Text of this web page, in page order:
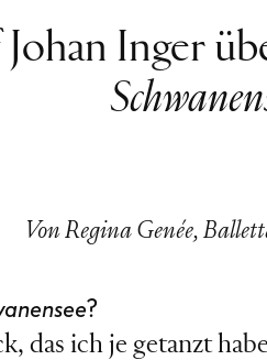
Johan Inger
Von Regina Genée,
?
das ich je getanzt